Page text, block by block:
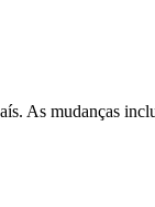
As mudanças